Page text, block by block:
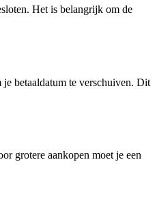
Het is belangrijk om de
betaaldatum te verschuiven. Dit
grotere aankopen moet je een